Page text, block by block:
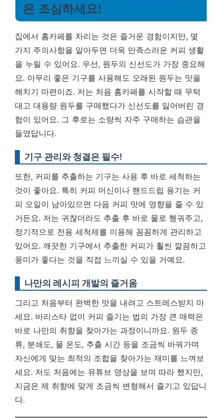
은 조심하세요!
집에서 홈카페를 차리는 것은 즐거운 경험이지만, 몇
가지 주의사항을 알아두면 더욱 만족스러운 커피 생활
을 누릴 수 있어요. 우선, 원두의 신선도가 가장 중요해
요. 아무리 좋은 기구를 사용해도 오래된 원두는 맛을
해치기 마련이죠. 저는 처음 홈카페를 시작할 때 무턱
대고 대용량 원두를 구매했다가 신선도를 잃어버린 경
험이 있어요. 그 후로는 소량씩 자주 구매하는 습관을
들였답니다.
기구 관리와 청결은 필수!
또한, 커피를 추출하는 기구는 사용 후 바로 세척하는
것이 좋아요. 특히 커피 머신이나 핸드드립 용기는 커
피 오일이 남아있으면 다음 커피 맛에 영향을 줄 수 있
거든요. 저는 귀찮더라도 추출 후 바로 물로 헹궈주고,
정기적으로 전용 세척제를 이용해 꼼꼼하게 관리하고
있어요. 깨끗한 기구에서 추출한 커피가 훨씬 깔끔하고
풍미가 좋다는 것을 직접 느끼실 수 있을 거예요.
나만의 레시피 개발의 즐거움
그리고 처음부터 완벽한 맛을 내려고 스트레스받지 마
세요. 바리스타 없이 커피 즐기는 법의 가장 큰 매력은
바로 나만의 취향을 찾아가는 과정이니까요. 원두 종
류, 분쇄도, 물 온도, 추출 시간 등을 조금씩 바꿔가며
자신에게 맞는 최적의 조합을 찾아가는 재미를 느껴보
세요. 저도 처음에는 유튜브 영상을 보며 따라 했지만,
지금은 제 취향에 맞게 조금씩 변형해서 즐기고 있답니
다.